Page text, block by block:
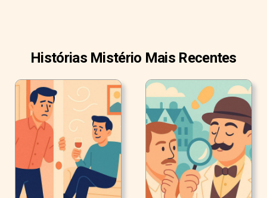
Histórias Mistério Mais Recentes